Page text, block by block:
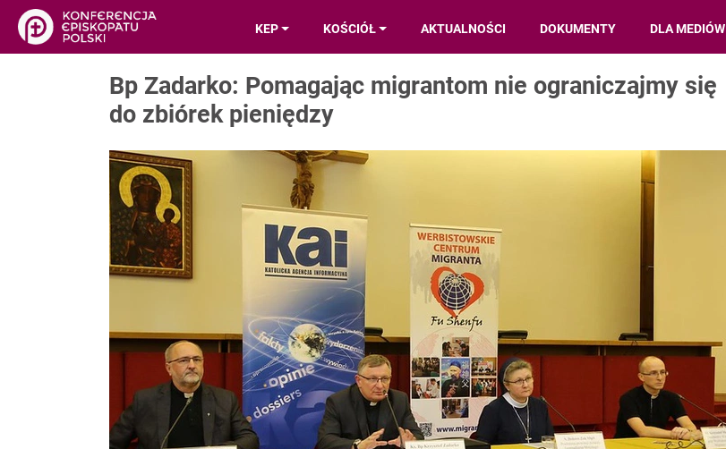
KEP KOŚCIÓŁ AKTUALNOŚCI DOKUMENTY DLA MEDIÓW
Bp Zadarko: Pomagając migrantom nie ograniczajmy się
do zbiórek pieniędzy